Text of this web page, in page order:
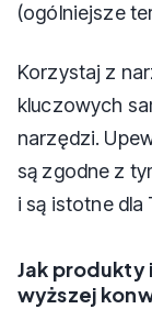
(ogólniejsze
Korzystaj z
kluczowych
narzędzi.
są zgodne z
i są istotne dla
Jak produkty
wyższej